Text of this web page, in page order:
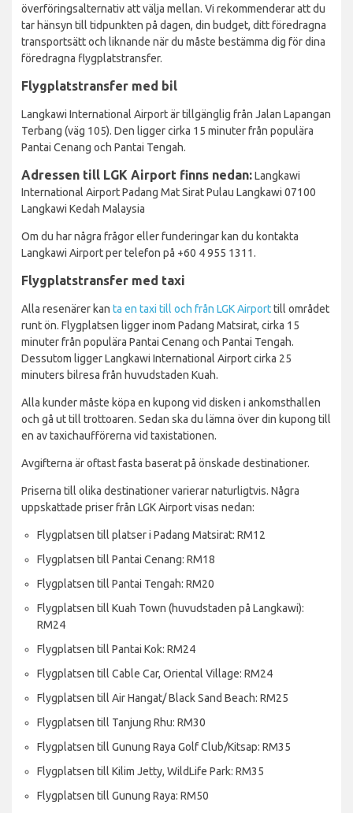
överföringsalternativ att välja mellan. Vi rekommenderar att du
tar hänsyn till tidpunkten på dagen, din budget, ditt föredragna
transportsätt och liknande när du måste bestämma dig för dina
föredragna flygplatstransfer.
Flygplatstransfer med bil
Langkawi International Airport är tillgänglig från Jalan Lapangan
Terbang (väg 105). Den ligger cirka 15 minuter från populära
Pantai Cenang och Pantai Tengah.
Adressen till LGK Airport finns nedan:Langkawi
International Airport Padang Mat Sirat Pulau Langkawi 07100
Langkawi Kedah Malaysia
Om du har några frågor eller funderingar kan du kontakta
Langkawi Airport per telefon på +60 4 955 1311.
Flygplatstransfer med taxi
Alla resenärer kan ta en taxi till och från LGK Airporttill området
runt ön. Flygplatsen ligger inom Padang Matsirat, cirka 15
minuter från populära Pantai Cenang och Pantai Tengah.
Dessutom ligger Langkawi International Airport cirka 25
minuters bilresa från huvudstaden Kuah.
Alla kunder måste köpa en kupong vid disken i ankomsthallen
och gå ut till trottoaren. Sedan ska du lämna över din kupong till
en av taxichaufförerna vid taxistationen.
Avgifterna är oftast fasta baserat på önskade destinationer.
Priserna till olika destinationer varierar naturligtvis. Några
uppskattade priser från LGK Airport visas nedan:
Flygplatsen till platser i Padang Matsirat: RM12
Flygplatsen till Pantai Cenang: RM18
Flygplatsen till Pantai Tengah: RM20
Flygplatsen till Kuah Town (huvudstaden på Langkawi):
RM24
Flygplatsen till Pantai Kok: RM24
Flygplatsen till Cable Car, Oriental Village: RM24
Flygplatsen till Air Hangat/ Black Sand Beach: RM25
Flygplatsen till Tanjung Rhu: RM30
Flygplatsen till Gunung Raya Golf Club/Kitsap: RM35
Flygplatsen till Kilim Jetty, WildLife Park: RM35
Flygplatsen till Gunung Raya: RM50